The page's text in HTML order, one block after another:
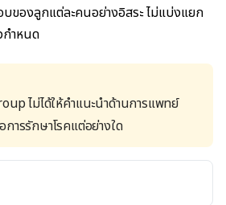
ของลูกแต่ละคนอย่างอิสระ ไม่แบ่งแยก
กำหนด
ไม่ได้ให้คำแนะนำด้านการแพทย์
การรักษาโรคแต่อย่างใด